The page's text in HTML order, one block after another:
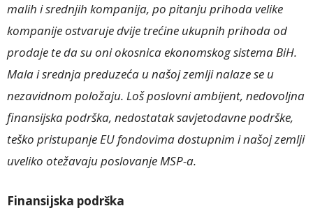
malih i srednjih kompanija, po pitanju prihoda velike
kompanije ostvaruje dvije trećine ukupnih prihoda od
prodaje te da su oni okosnica ekonomskog sistema BiH.
Mala i srednja preduzeća u našoj zemlji nalaze se u
nezavidnom položaju. Loš poslovni ambijent, nedovoljna
finansijska podrška, nedostatak savjetodavne podrške,
teško pristupanje EU fondovima dostupnim i našoj zemlji
uveliko otežavaju poslovanje MSP-a.
Finansijska podrška